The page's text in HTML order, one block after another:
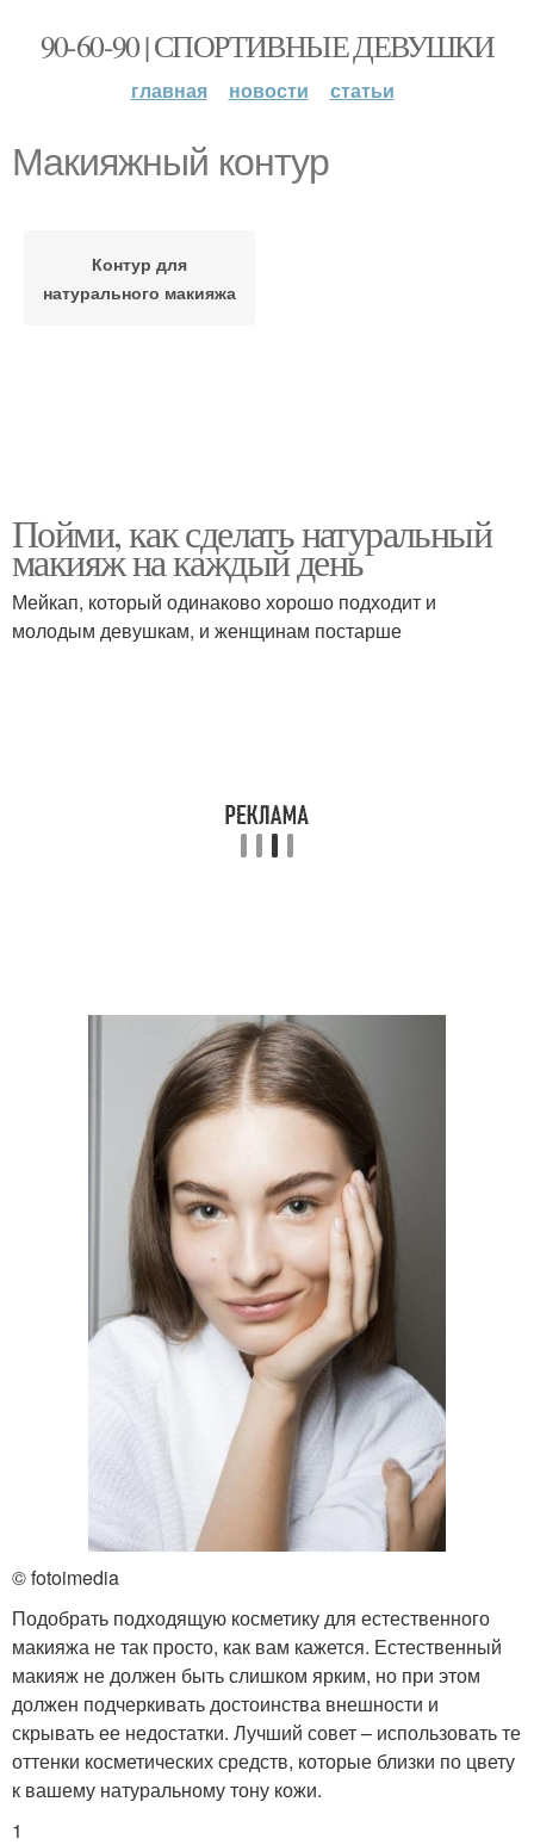
90-60-90 | СПОРТИВНЫЕ ДЕВУШКИ
главная новости статьи
Макияжный контур
Контур для
натурального макияжа
Пойми, как сделать натуральный
макияж на каждый день
Мейкап, который одинаково хорошо подходит и
молодым девушкам, и женщинам постарше
© fotoimedia
Подобрать подходящую косметику для естественного
макияжа не так просто, как вам кажется. Естественный
макияж не должен быть слишком ярким, но при этом
должен подчеркивать достоинства внешности и
скрывать ее недостатки. Лучший совет – использовать те
оттенки косметических средств, которые близки по цвету
к вашему натуральному тону кожи.
1